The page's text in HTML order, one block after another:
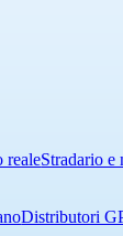
realeStradario e
Distributori